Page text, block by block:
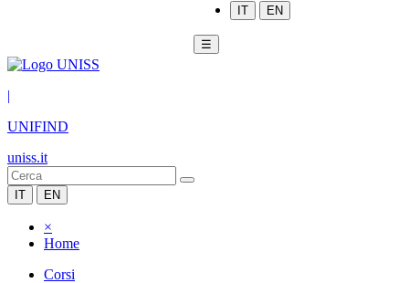
IT EN
☰
|
UNIFIND
uniss.it
IT EN
×
Home
Corsi